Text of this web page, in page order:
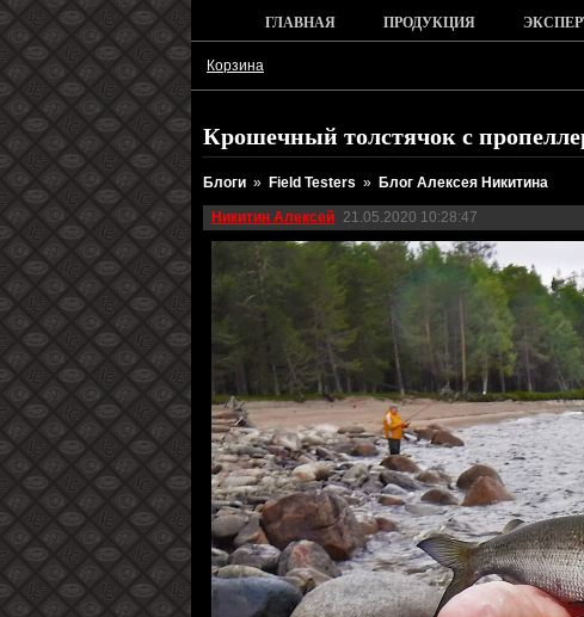
ГЛАВНАЯ ПРОДУКЦИЯ
Корзина
Крошечный толстячок с
Блоги » Field Testers » Блог Алексея Никитина
Никитин Алексей 21.05.2020 10:28:47